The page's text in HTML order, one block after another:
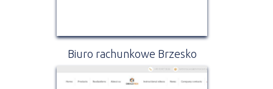
Biuro rachunkowe Brzesko